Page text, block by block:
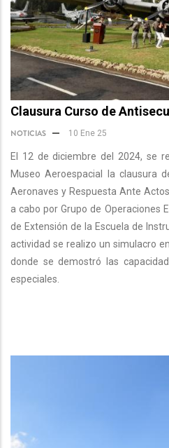
Clausura Curso de
NOTICIAS 10 Ene 25
El 12 de diciembre del 2024, se
Museo Aeroespacial la clausura
Aeronaves y Respuesta Ante
a cabo por Grupo de Operaciones
de Extensión de la Escuela de
actividad se realizo un simulacro
donde se demostró las
especiales.